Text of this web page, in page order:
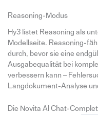
Reasoning-Modus
Hy3 listet Reasoning als
Modellseite. Reasoning-
durch, bevor sie eine
Ausgabequalität bei
verbessern kann –
Langdokument-Analyse
Die Novita AI Chat-